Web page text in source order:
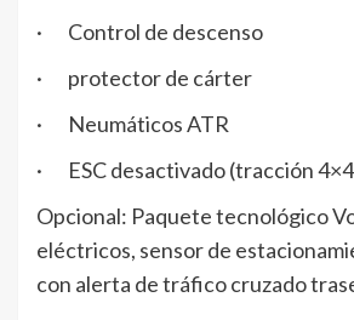
· Control de descenso
· protector de cárter
· Neumáticos ATR
· ESC desactivado (tracción
Opcional: Paquete tecnológico
eléctricos, sensor de
con alerta de tráfico cruzado